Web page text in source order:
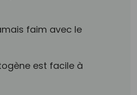
faim avec le
est facile à